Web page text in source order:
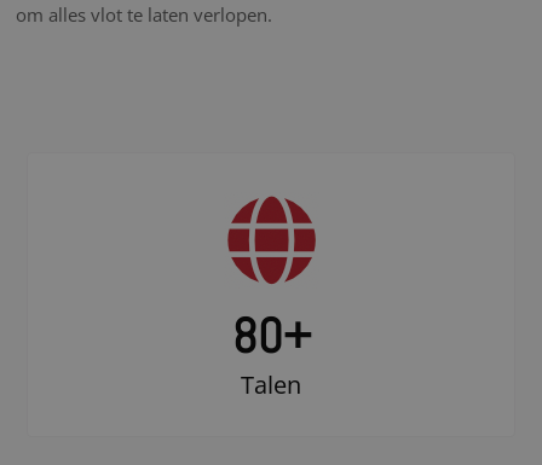
om alles vlot te laten verlopen.
80+
Talen